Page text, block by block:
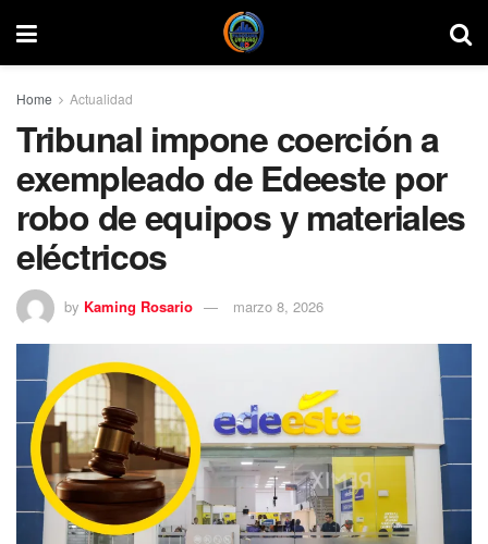
Home Actualidad
Tribunal impone coerción a
exempleado de Edeeste por
robo de equipos y materiales
eléctricos
by Kaming Rosario marzo 8, 2026